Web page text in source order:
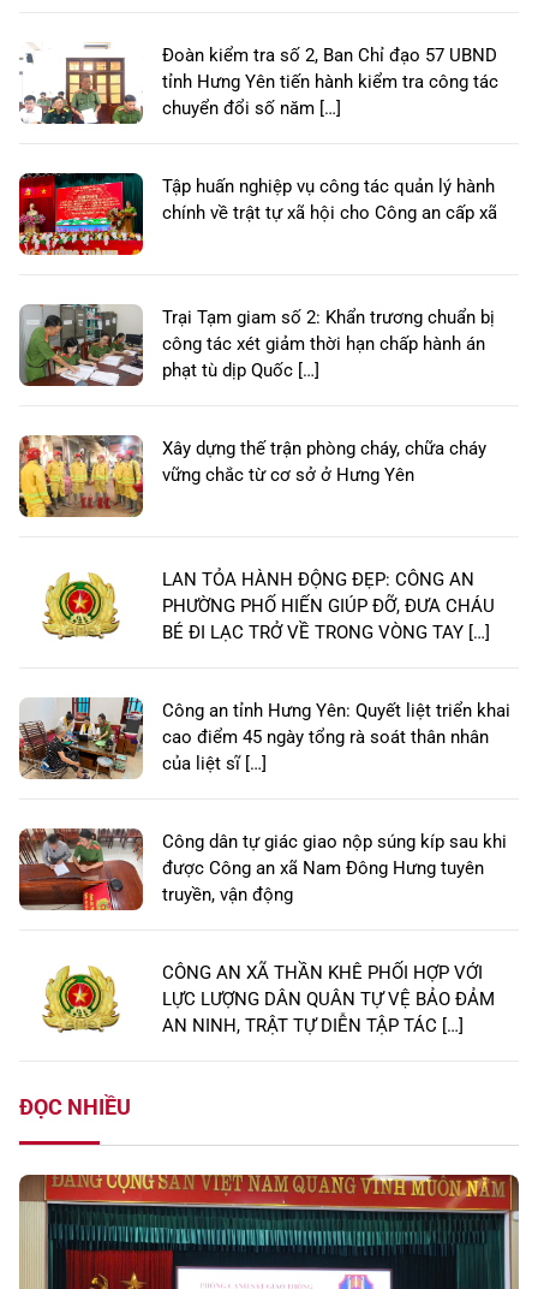
Đoàn kiểm tra số 2, Ban Chỉ đạo 57 UBND
tỉnh Hưng Yên tiến hành kiểm tra công tác
chuyển đổi số năm […]
Tập huấn nghiệp vụ công tác quản lý hành
chính về trật tự xã hội cho Công an cấp xã
Trại Tạm giam số 2: Khẩn trương chuẩn bị
công tác xét giảm thời hạn chấp hành án
phạt tù dịp Quốc […]
Xây dựng thế trận phòng cháy, chữa cháy
vững chắc từ cơ sở ở Hưng Yên
LAN TỎA HÀNH ĐỘNG ĐẸP: CÔNG AN
PHƯỜNG PHỐ HIẾN GIÚP ĐỠ, ĐƯA CHÁU
BÉ ĐI LẠC TRỞ VỀ TRONG VÒNG TAY […]
Công an tỉnh Hưng Yên: Quyết liệt triển khai
cao điểm 45 ngày tổng rà soát thân nhân
của liệt sĩ […]
Công dân tự giác giao nộp súng kíp sau khi
được Công an xã Nam Đông Hưng tuyên
truyền, vận động
CÔNG AN XÃ THẦN KHÊ PHỐI HỢP VỚI
LỰC LƯỢNG DÂN QUÂN TỰ VỆ BẢO ĐẢM
AN NINH, TRẬT TỰ DIỄN TẬP TÁC […]
ĐỌC NHIỀU